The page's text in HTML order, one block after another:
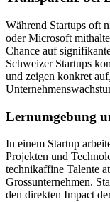
Während Startups oft
oder Microsoft
Chance auf
Schweizer Startups
und zeigen konkret
Lernumgebung
In einem Startup
Projekten und
technikaffine Talente
Grossunternehmen.
den direkten Impact